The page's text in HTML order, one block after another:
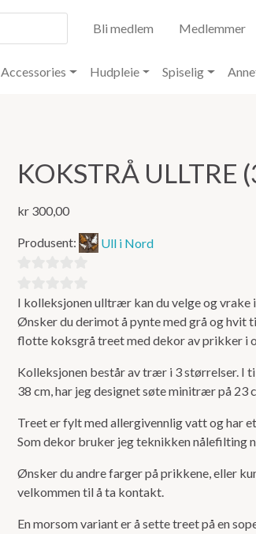
Bli medlem Medlemmer
Accessories Hudpleie Spiselig
KOKSTRÅ ULLTRE
kr 300,00
Produsent: Ull i Nord
ut
av
5
S
treet,
sydd
av ull i
skjønn
julerød
farge.
I kolleksjonen ulltrær kan du velge og vrake
Ønsker du derimot å pynte med grå og hvit
flotte koksgrå treet med dekor av prikker i
Kolleksjonen består av trær i 3 størrelser. I
38 cm, har jeg designet søte minitrær på 23
Treet er fylt med allergivennlig vatt og har
Som dekor bruker jeg teknikken nålefilting
Ønsker du andre farger på prikkene, eller
velkommen til å ta kontakt.
En morsom variant er å sette treet på en